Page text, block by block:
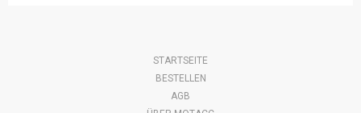
Navigation
überspringen
STARTSEITE
BESTELLEN
AGB